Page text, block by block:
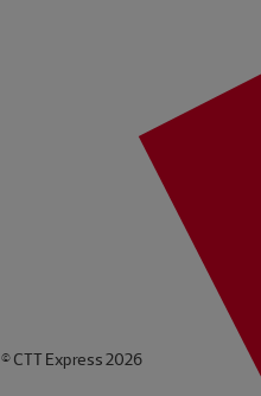
© CTT Express 2026